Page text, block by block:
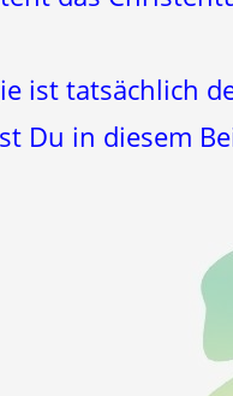
ist tatsächlich
Du in diesem